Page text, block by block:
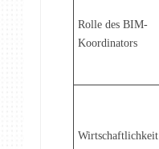
Rolle des BIM-
Koordinators
Wirtschaftlichkeit